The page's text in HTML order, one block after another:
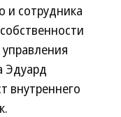
и сотрудника
Эдуард
внутреннего